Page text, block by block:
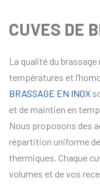
CUVES DE
La qualité du
températures et
BRASSAGE EN INOX
et de maintien en
Nous proposons des
répartition uniforme
thermiques. Chaque
volumes et de vos